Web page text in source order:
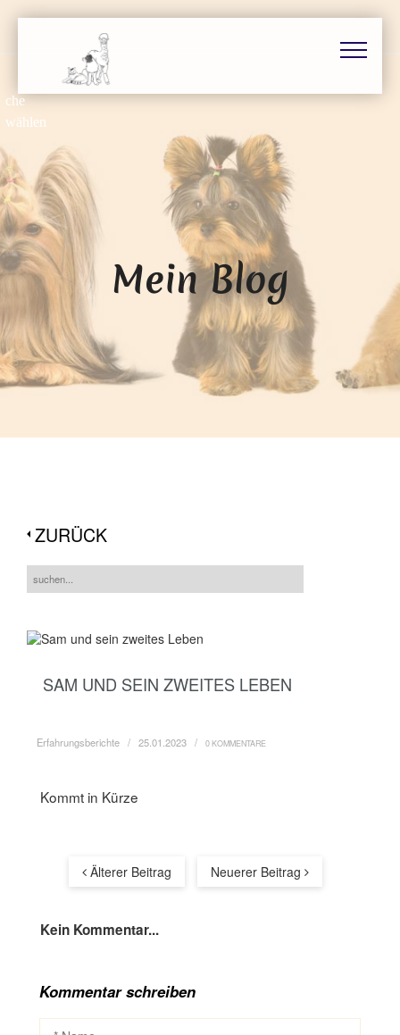
Mein Blog
ZURÜCK
SAM UND SEIN ZWEITES LEBEN
Erfahrungsberichte / 25.01.2023 /0 KOMMENTARE
Kommt in Kürze
Älterer Beitrag Neuerer Beitrag
Kein Kommentar...
Kommentar schreiben